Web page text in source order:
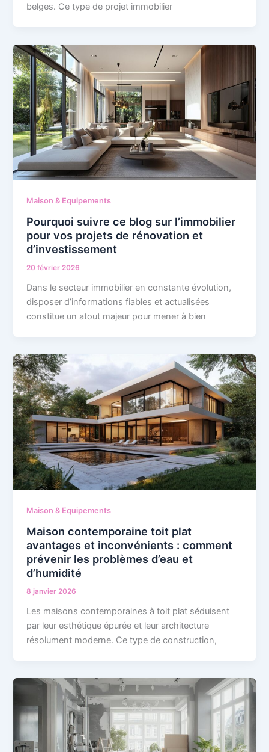
belges. Ce type de projet immobilier
Maison & Equipements
Pourquoi suivre ce blog sur l’immobilier
pour vos projets de rénovation et
d’investissement
20 février 2026
Dans le secteur immobilier en constante évolution,
disposer d’informations fiables et actualisées
constitue un atout majeur pour mener à bien
Maison & Equipements
Maison contemporaine toit plat
avantages et inconvénients : comment
prévenir les problèmes d’eau et
d’humidité
8 janvier 2026
Les maisons contemporaines à toit plat séduisent
par leur esthétique épurée et leur architecture
résolument moderne. Ce type de construction,